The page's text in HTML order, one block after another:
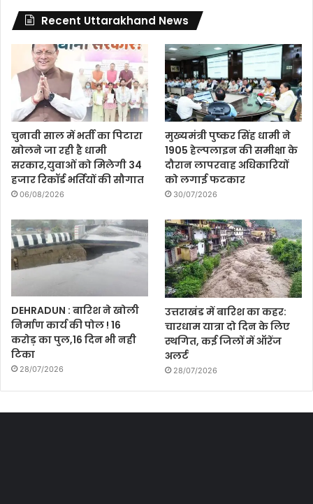
Recent Uttarakhand News
चुनावी साल में भर्ती का पिटारा
खोलने जा रही है धामी
सरकार,युवाओं को मिलेगी 34
हजार रिकॉर्ड भर्तियों की सौगात
06/08/2026
मुख्यमंत्री पुष्कर सिंह धामी ने
1905 हेल्पलाइन की समीक्षा के
दौरान लापरवाह अधिकारियों
को लगाई फटकार
30/07/2026
DEHRADUN : बारिश ने खोली
निर्माण कार्य की पोल ! 16
करोड़ का पुल,16 दिन भी नही
टिका
28/07/2026
उत्तराखंड में बारिश का कहर:
चारधाम यात्रा दो दिन के लिए
स्थगित, कई जिलों में ऑरेंज
अलर्ट
28/07/2026